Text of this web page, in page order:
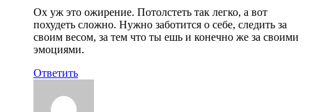
Ох уж это ожирение. Потолстеть так легко, а вот
похудеть сложно. Нужно заботится о себе, следить за
своим весом, за тем что ты ешь и конечно же за своими
эмоциями.
Ответить